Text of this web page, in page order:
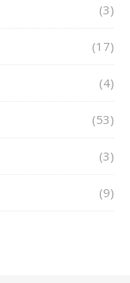
(3)
(17)
(4)
(53)
(3)
(9)